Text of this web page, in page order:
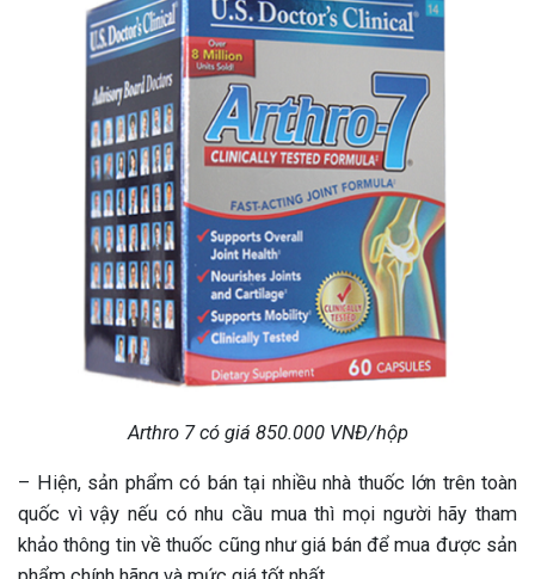
Arthro 7 có giá 850.000 VNĐ/hộp
– Hiện, sản phẩm có bán tại nhiều nhà thuốc lớn trên toàn
quốc vì vậy nếu có nhu cầu mua thì mọi người hãy tham
khảo thông tin về thuốc cũng như giá bán để mua được sản